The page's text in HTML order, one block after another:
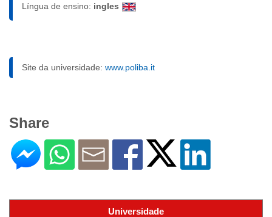
Língua de ensino: ingles
Site da universidade: www.poliba.it
Share
Universidade